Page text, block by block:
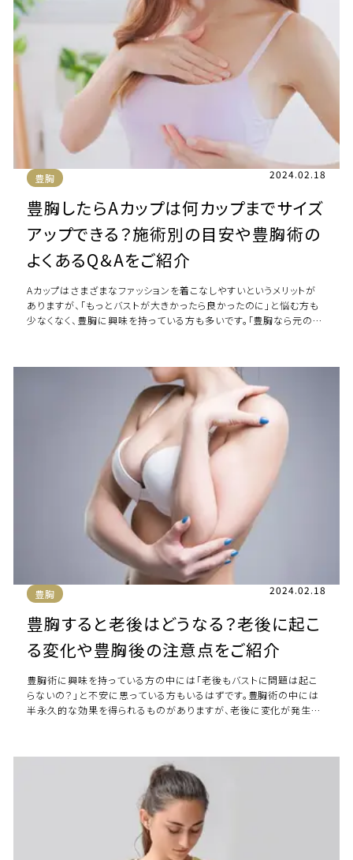
豊胸 2024.02.18
豊胸したらAカップは何カップまでサイズ
アップできる？施術別の目安や豊胸術の
よくあるQ＆Aをご紹介
Aカップはさまざまなファッションを着こなしやすいというメリットが
ありますが、「もっとバストが大きかったら良かったのに」と悩む方も
少なくなく、豊胸に興味を持っている方も多いです。「豊胸なら元のサ
豊胸 2024.02.18
豊胸すると老後はどうなる？老後に起こ
る変化や豊胸後の注意点をご紹介
豊胸術に興味を持っている方の中には「老後もバストに問題は起こ
らないの？」と不安に思っている方もいるはずです。豊胸術の中には
半永久的な効果を得られるものがありますが、老後に変化が発生す